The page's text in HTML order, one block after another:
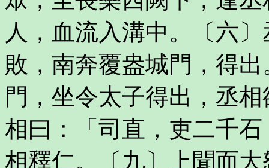
人，血流入溝中。〔六
敗，南奔覆盎城門，得
門，坐令太子得出，丞
相曰：「司直，吏二千
相釋仁。〔九〕上聞而